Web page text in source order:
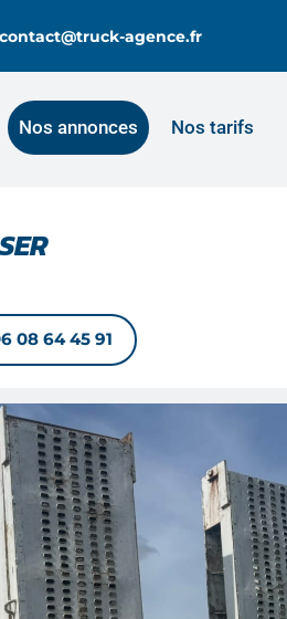
agence.fr
Nos annonces Nos tarifs
08 64 45 91